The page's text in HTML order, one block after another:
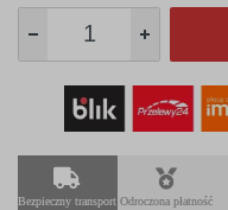
Bezpieczny transport Odroczona płatność